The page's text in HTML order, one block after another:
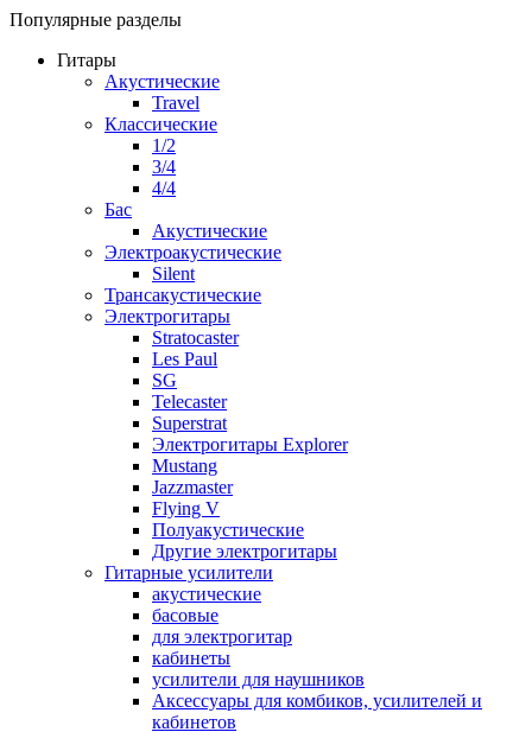
Популярные разделы
Гитары
Акустические
Travel
Классические
1/2
3/4
4/4
Бас
Акустические
Электроакустические
Silent
Трансакустические
Электрогитары
Stratocaster
Les Paul
SG
Telecaster
Superstrat
Электрогитары Explorer
Mustang
Jazzmaster
Flying V
Полуакустические
Другие электрогитары
Гитарные усилители
акустические
басовые
для электрогитар
кабинеты
усилители для наушников
Аксессуары для комбиков, усилителей и
кабинетов